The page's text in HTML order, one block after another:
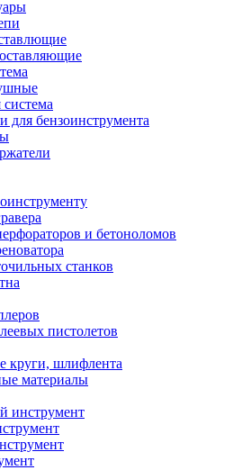
для бензоинструмента
и бетоноломов
станков
пистолетов
круги, шлифлента
материалы
инструмент